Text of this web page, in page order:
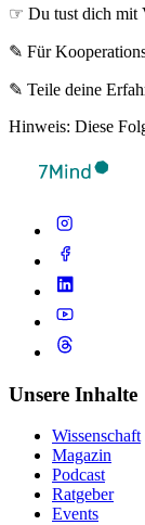
☞ Du tust dich mit
✎ Für
✎ Teile deine
Hinweis: Diese
Unsere Inhalte
Wissenschaft
Magazin
Podcast
Ratgeber
Events